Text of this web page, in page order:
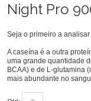
Night Pro
Seja o primeiro a
A caseína é a outra
uma grande quantidade
BCAA) e de L-glutamina
mais abundante no